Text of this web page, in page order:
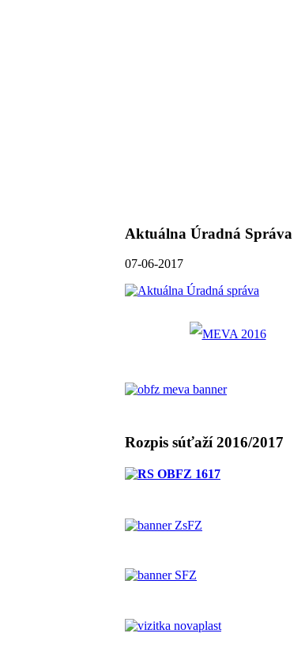
Aktuálna Úradná Správa
07-06-2017
Rozpis súťaží 2016/2017